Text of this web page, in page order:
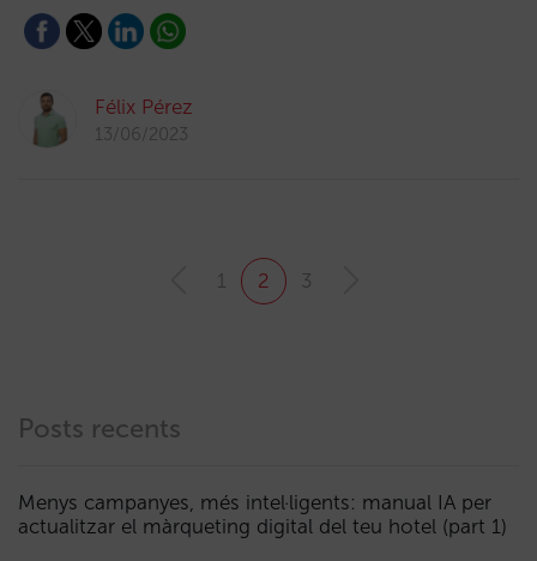
Félix Pérez
13/06/2023
1 2 3
Posts recents
Menys campanyes, més intel·ligents: manual IA per
actualitzar el màrqueting digital del teu hotel (part 1)